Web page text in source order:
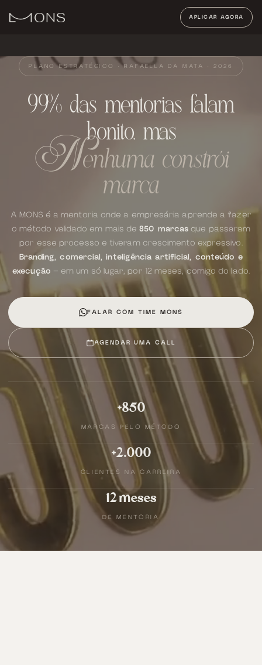
APLICAR AGORA
PLANO ESTRATÉGICO · RAFAELLA DA MATA · 2026
99% das mentorias falam
bonito, mas
Nenhuma constrói
marca
A MONS é a mentoria onde a empresária aprende a fazer
o método validado em mais de850 marcas que passaram
por esse processo e tiveram crescimento expressivo.
Branding, comercial, inteligência artificial, conteúdo e
execução — em um só lugar, por 12 meses, comigo do lado.
FALAR COM TIME MONS
AGENDAR UMA CALL
+850
MARCAS PELO MÉTODO
+2.000
CLIENTES NA CARREIRA
12 meses
DE MENTORIA